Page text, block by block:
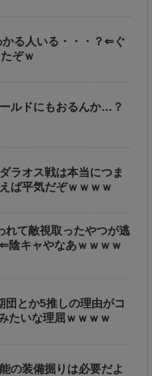
かる人いる・・・？⇐ぐ
ぞｗ
ルドにもおるんか…？
ラオス戦は本当につま
ば平気だぞｗｗｗｗ
れて敵視取ったやつが逃
陰キャやなあｗｗｗｗ
団とか5推しの理由がコ
たいな理屈ｗｗｗｗ
の装備掘りは必要だよ